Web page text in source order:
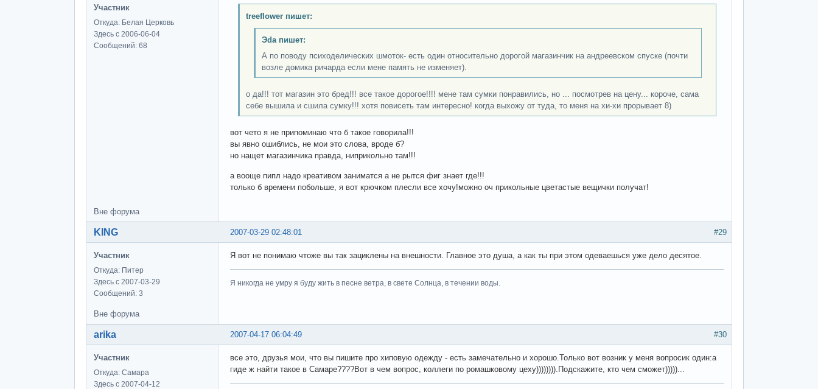
Участник
Откуда: Белая Церковь
Здесь с 2006-06-04
Сообщений: 68
treeflower пишет:
Эda пишет:
А по поводу психоделических шмоток- есть один относительно дорогой магазинчик на андреевском спуске (почти
возле домика ричарда если мене память не изменяет).
о да!!! тот магазин это бред!!! все такое дорогое!!!! мене там сумки понравились, но ... посмотрев на цену... короче, сама
себе вышила и сшила сумку!!! хотя повисеть там интересно! когда выхожу от туда, то меня на хи-хи прорывает 8)
вот чето я не припоминаю что б такое говорила!!!
вы явно ошиблись, не мои это слова, вроде б?
но нащет магазинчика правда, ниприкольно там!!!
а вооще пипл надо креативом заниматся а не рытся фиг знает где!!!
только б времени побольше, я вот крючком плесли все хочу!можно оч прикольные цветастые вещички получат!
Вне форума
#29
2007-03-29 02:48:01
KING
Участник
Откуда: Питер
Здесь с 2007-03-29
Сообщений: 3
Я вот не понимаю чтоже вы так зациклены на внешности. Главное это душа, а как ты при этом одеваешься уже дело десятое.
Я никогда не умру я буду жить в песне ветра, в свете Солнца, в течении воды.
Вне форума
#30
2007-04-17 06:04:49
arika
Участник
Откуда: Самара
Здесь с 2007-04-12
все это, друзья мои, что вы пишите про хиповую одежду - есть замечательно и хорошо.Только вот возник у меня вопросик один:а
гиде ж найти такое в Самаре????Вот в чем вопрос, коллеги по ромашковому цеху)))))))).Подскажите, кто чем сможет)))))...